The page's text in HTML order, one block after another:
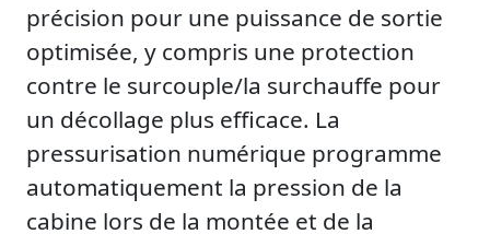
précision pour une puissance de sortie
optimisée, y compris une protection
contre le surcouple/la surchauffe pour
un décollage plus efficace. La
pressurisation numérique programme
automatiquement la pression de la
cabine lors de la montée et de la